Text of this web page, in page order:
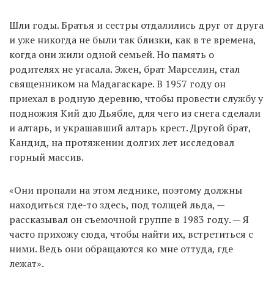
Шли годы. Братья и сестры отдалились друг от друга
и уже никогда не были так близки, как в те времена,
когда они жили одной семьей. Но память о
родителях не угасала. Эжен, брат Марселин, стал
священником на Мадагаскаре. В 1957 году он
приехал в родную деревню, чтобы провести службу у
подножия Кий дю Дьябле, для чего из снега сделали
и алтарь, и украшавший алтарь крест. Другой брат,
Кандид, на протяжении долгих лет исследовал
горный массив.
«Они пропали на этом леднике, поэтому должны
находиться где-то здесь, под толщей льда, —
рассказывал он съемочной группе в 1983 году. — Я
часто прихожу сюда, чтобы найти их, встретиться с
ними. Ведь они обращаются ко мне оттуда, где
лежат».